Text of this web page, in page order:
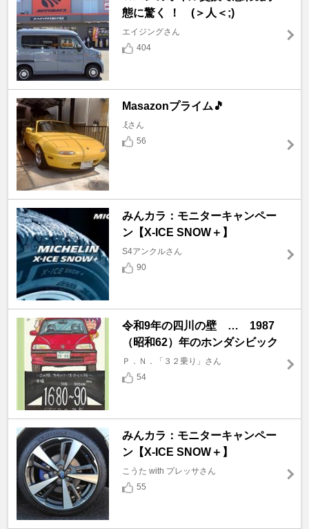
態に驚く ！ (＞人＜;)
エイジングさん
404
Masazonプライム🎵
.ξさん
56
みんカラ：モニターキャンペー
ン【X-ICE SNOW＋】
S4アンクルさん
90
令和9年の四川の壁 … 1987
（昭和62）年のホンダシビック
Ｐ．Ｎ．「３２乗り」さん
54
みんカラ：モニターキャンペー
ン【X-ICE SNOW＋】
こうた with プレッサさん
55